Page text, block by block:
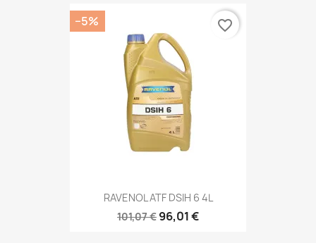
RAVENOL ATF DSIH 6 4L
101,07 € 96,01 €
−5% favorite_border